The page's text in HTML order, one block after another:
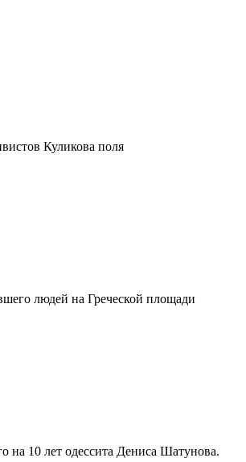
Куликова поля
людей на Греческой площади
на 10 лет одессита Дениса Шатунова.